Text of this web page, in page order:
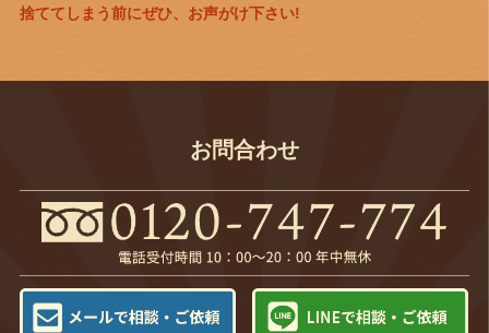
捨ててしまう前にぜひ、お声がけ下さい!
お問合わせ